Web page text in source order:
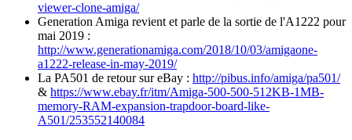
viewer-clone-amiga/
Generation Amiga revient et parle de la sortie de l'A1222 pour
mai 2019 :
http://www.generationamiga.com/2018/10/03/amigaone-
a1222-release-in-may-2019/
La PA501 de retour sur eBay : http://pibus.info/amiga/pa501/
& https://www.ebay.fr/itm/Amiga-500-500-512KB-1MB-
memory-RAM-expansion-trapdoor-board-like-
A501/253552140084